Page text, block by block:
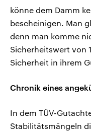
könne dem Damm
bescheinigen. Man
denn man komme
Sicherheitswert von
Sicherheit in ihrem
Chronik eines
In dem TÜV-
Stabilitätsmängeln